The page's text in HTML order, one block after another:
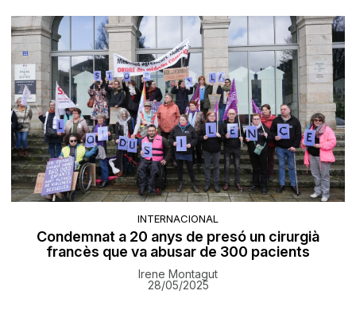
INTERNACIONAL
Condemnat a 20 anys de presó un cirurgià
francès que va abusar de 300 pacients
Irene Montagut
28/05/2025